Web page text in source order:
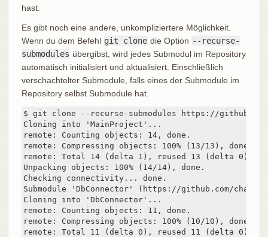
hast.
Es gibt noch eine andere, unkompliziertere Möglichkeit.
Wenn du dem Befehl git clone die Option --recurse-
submodules übergibst, wird jedes Submodul im Repository
automatisch initialisiert und aktualisiert. Einschließlich
verschachtelter Submodule, falls eines der Submodule im
Repository selbst Submodule hat.
$ git clone --recurse-submodules https://
Cloning into 'MainProject'...
remote: Counting objects: 14, done.
remote: Compressing objects: 100% (13/13), done.
remote: Total 14 (delta 1), reused 13 (delta 0)
Unpacking objects: 100% (14/14), done.
Checking connectivity... done.
Submodule 'DbConnector' (https://github.com/
Cloning into 'DbConnector'...
remote: Counting objects: 11, done.
remote: Compressing objects: 100% (10/10), done.
remote: Total 11 (delta 0), reused 11 (delta 0)